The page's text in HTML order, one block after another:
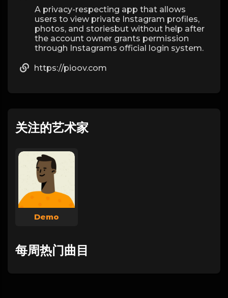
A privacy-respecting app that allows
users to view private Instagram profiles,
photos, and storiesbut without help after
the account owner grants permission
through Instagrams official login system.
https://pioov.com
关注的艺术家
Demo
每周热门曲目